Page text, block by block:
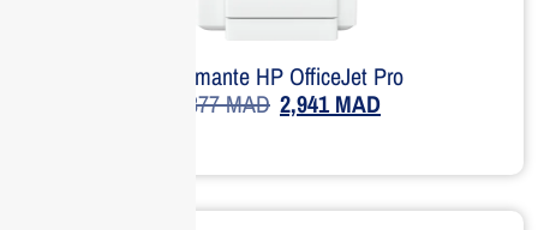
Imprimante HP OfficeJet Pro
3,877MAD 2,941MAD